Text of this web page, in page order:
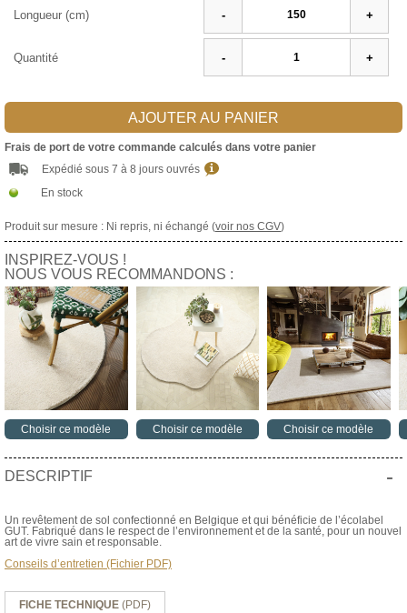
Longueur (cm) - +
Quantité - +
AJOUTER AU PANIER
Frais de port de votre commande calculés dans votre panier
Expédié sous 7 à 8 jours ouvrés
En stock
Produit sur mesure : Ni repris, ni échangé (voir nos CGV)
INSPIREZ-VOUS !
NOUS VOUS RECOMMANDONS :
Choisir ce modèle Choisir ce modèle Choisir ce modèle
DESCRIPTIF -
Un revêtement de sol confectionné en Belgique et qui bénéficie de l’écolabel
GUT. Fabriqué dans le respect de l’environnement et de la santé, pour un nouvel
art de vivre sain et responsable.
Conseils d’entretien (Fichier PDF)
FICHE TECHNIQUE (PDF)